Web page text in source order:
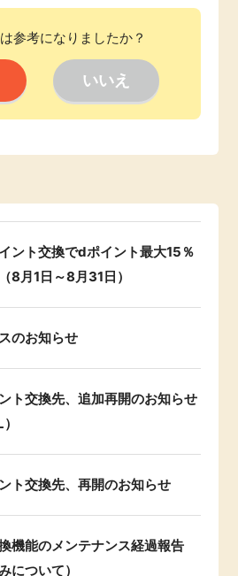
参考になりましたか？
ント交換でdポイント最大15％
8月1日～8月31日）
のお知らせ
ト交換先、追加再開のお知らせ
ト交換先、再開のお知らせ
機能のメンテナンス経過報告
について）